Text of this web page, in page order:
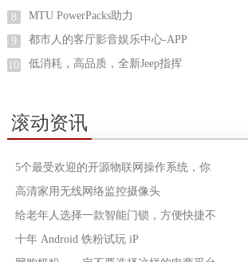
8 MTU PowerPacks助力
9 都市人的客厅影音娱乐中心-APP
10 低消耗，高品质，全新Jeep指挥
滚动资讯
5个最受欢迎的开源物联网操作系统，你
高清家用无线网络监控摄像头
给老年人选择一款智能门锁，方便快捷不
十年 Android 铁粉试玩 iP